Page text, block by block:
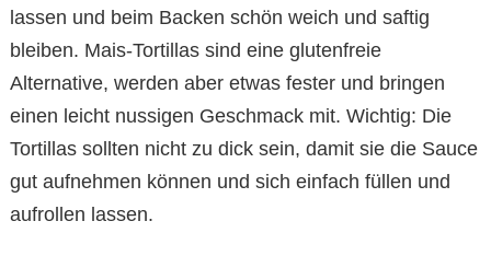
lassen und beim Backen schön weich und saftig
bleiben. Mais-Tortillas sind eine glutenfreie
Alternative, werden aber etwas fester und bringen
einen leicht nussigen Geschmack mit. Wichtig: Die
Tortillas sollten nicht zu dick sein, damit sie die Sauce
gut aufnehmen können und sich einfach füllen und
aufrollen lassen.